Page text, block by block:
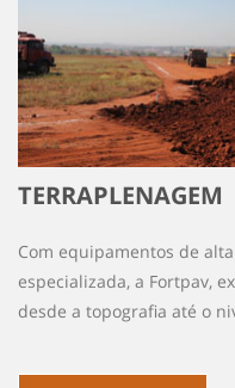
TERRAPLENAGEM
Com equipamentos de
especializada, a Fortpav,
desde a topografia até o